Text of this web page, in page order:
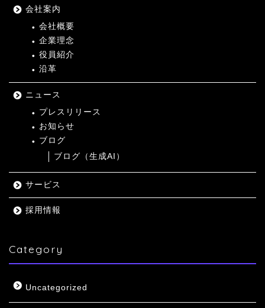
会社案内
会社概要
企業理念
役員紹介
沿革
ニュース
プレスリリース
お知らせ
ブログ
ブログ（生成AI）
サービス
採用情報
Category
Uncategorized